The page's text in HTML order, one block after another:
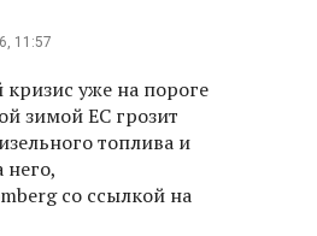
11:57
уже на пороге
зимой ЕС грозит
топлива и
него,
со ссылкой на